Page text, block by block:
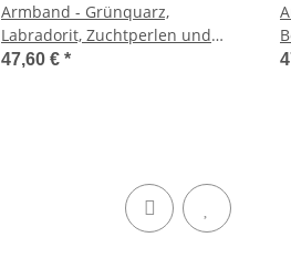
Armband - Grünquarz,
Labradorit, Zuchtperlen und
Hämatit /R043
47,60 € *